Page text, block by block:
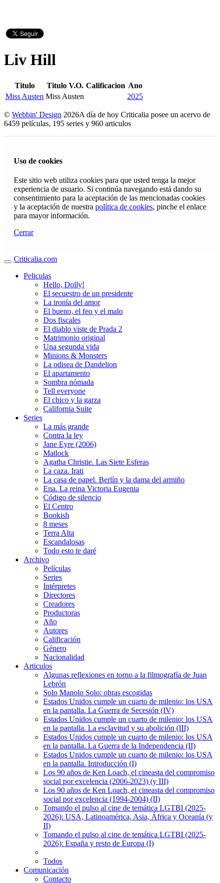
Liv Hill
Titulo Titulo V.O. Calificacion Ano
Miss Austen Miss Austen 2025
© Webbin' Design 2026A día de hoy Criticalia posee un acervo de
6459 películas, 195 series y 960 articulos
Uso de cookies
Este sitio web utiliza cookies para que usted tenga la mejor
experiencia de usuario. Si continúa navegando está dando su
consentimiento para la aceptación de las mencionadas cookies
y la aceptación de nuestra política de cookies, pinche el enlace
para mayor información.
Cerrar
Criticalia.com
Peliculas
Hello, Dolly!
El secuestro de un presidente
La ironía del amor
El bueno, el feo y el malo
Dos fiscales
El diablo viste de Prada 2
Matrimonio original
Una segunda vida
Minions & Monsters
La odisea de Dandelion
El apartamento
Sombra nómada
Tell everyone
El chico y la garza
California Suite
Series
La más grande
Contra la ley
Jane Eyre (2006)
Matlock
Agatha Christie. Las Siete Esferas
La caza. Irati
La casa de papel. Berlín y la dama del armiño
Ena. La reina Victoria Eugenia
Código de silencio
El Centro
Bookish
8 meses
Terra Alta
Escandalosas
Todo esto te daré
Archivo
Películas
Series
Intérpretes
Directores
Creadores
Productoras
Año
Autores
Calificación
Género
Nacionalidad
Articulos
Algunas reflexiones en torno a la filmografía de Juan
Lebrón
Solo Manolo Solo: obras escogidas
Estados Unidos cumple un cuarto de milenio: los USA
en la pantalla. La Guerra de Secesión (IV)
Estados Unidos cumple un cuarto de milenio: los USA
en la pantalla. La esclavitud y su abolición (III)
Estados Unidos cumple un cuarto de milenio: los USA
en la pantalla. La Guerra de la Independencia (II)
Estados Unidos cumple un cuarto de milenio: los USA
en la pantalla. Introducción (I)
Los 90 años de Ken Loach, el cineasta del compromiso
social por excelencia (2006-2023) (y III)
Los 90 años de Ken Loach, el cineasta del compromiso
social por excelencia (1994-2004) (II)
Tomando el pulso al cine de temática LGTBI (2025-
2026): USA, Latinoamérica, Asia, África y Oceanía (y
II)
Tomando el pulso al cine de temática LGTBI (2025-
2026): España y resto de Europa (I)
Todos
Comunicación
Contacto